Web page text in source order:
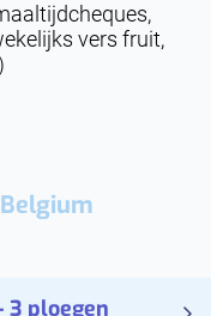
vers fruit,
3 ploegen